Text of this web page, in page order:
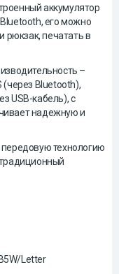
аккумулятор
его можно
рюкзак, печатать в
–
Bluetooth),
USB-кабель), с
надежную и
технологию
Letter